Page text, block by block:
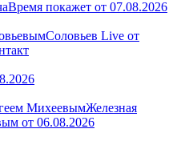
Время покажет от 07.08.2026
Соловьев Live от
Железная
от 06.08.2026